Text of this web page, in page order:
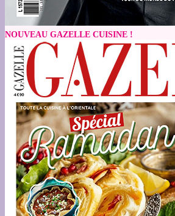
NOUVEAU GAZELLE CUISINE !